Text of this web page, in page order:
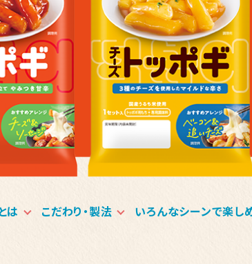
は こだわり・製法 いろんなシーンで楽し